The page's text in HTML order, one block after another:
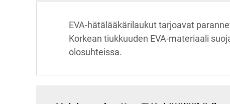
EVA-hätälääkärilaukut tarjoavat
Korkean tiukkuuden EVA-materiaali
olosuhteissa.